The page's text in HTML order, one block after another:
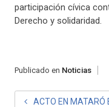
participación cívica
Derecho y solidaridad.
Publicado en Noticias
NAVEGACIÓN
ACTO EN MATARÓ